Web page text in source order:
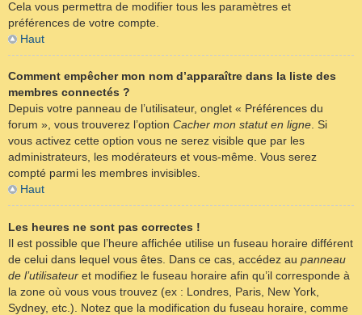
Cela vous permettra de modifier tous les paramètres et
préférences de votre compte.
Haut
Comment empêcher mon nom d’apparaître dans la liste des
membres connectés ?
Depuis votre panneau de l’utilisateur, onglet « Préférences du
forum », vous trouverez l’option Cacher mon statut en ligne. Si
vous activez cette option vous ne serez visible que par les
administrateurs, les modérateurs et vous-même. Vous serez
compté parmi les membres invisibles.
Haut
Les heures ne sont pas correctes !
Il est possible que l’heure affichée utilise un fuseau horaire différent
de celui dans lequel vous êtes. Dans ce cas, accédez au panneau
de l’utilisateur et modifiez le fuseau horaire afin qu’il corresponde à
la zone où vous vous trouvez (ex : Londres, Paris, New York,
Sydney, etc.). Notez que la modification du fuseau horaire, comme